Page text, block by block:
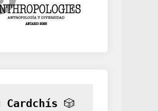
Cardchís 🎲